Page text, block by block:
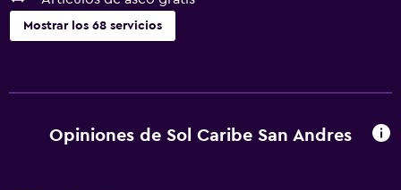
Mostrar los 68 servicios
Centro de negocios
Opiniones de Sol Caribe San Andres